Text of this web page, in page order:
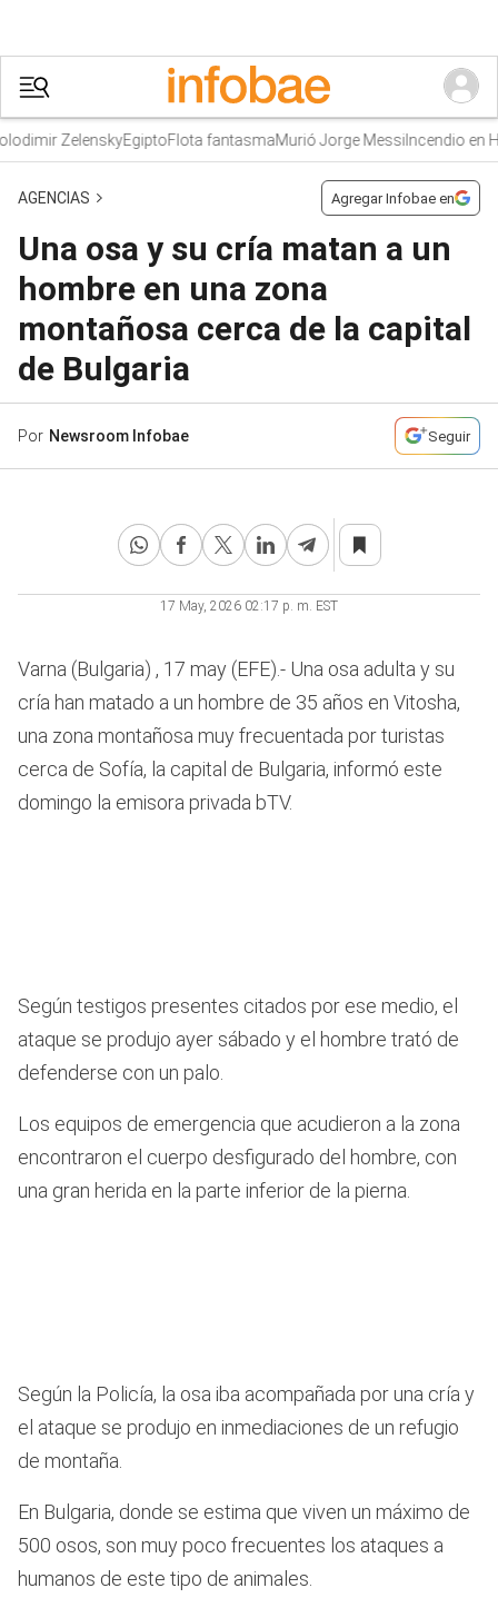
ZelenskyEgiptoFlota fantasmaMurió Jorge MessiIncendio en
AGENCIAS Agregar Infobae en
Una osa y su cría matan a un
hombre en una zona
montañosa cerca de la capital
de Bulgaria
Por Newsroom Infobae Seguir
17 May, 2026 02:17 p. m. EST
Varna (Bulgaria) , 17 may (EFE).- Una osa adulta y su
cría han matado a un hombre de 35 años en Vitosha,
una zona montañosa muy frecuentada por turistas
cerca de Sofía, la capital de Bulgaria, informó este
domingo la emisora privada bTV.
Según testigos presentes citados por ese medio, el
ataque se produjo ayer sábado y el hombre trató de
defenderse con un palo.
Los equipos de emergencia que acudieron a la zona
encontraron el cuerpo desfigurado del hombre, con
una gran herida en la parte inferior de la pierna.
Según la Policía, la osa iba acompañada por una cría y
el ataque se produjo en inmediaciones de un refugio
de montaña.
En Bulgaria, donde se estima que viven un máximo de
500 osos, son muy poco frecuentes los ataques a
humanos de este tipo de animales.